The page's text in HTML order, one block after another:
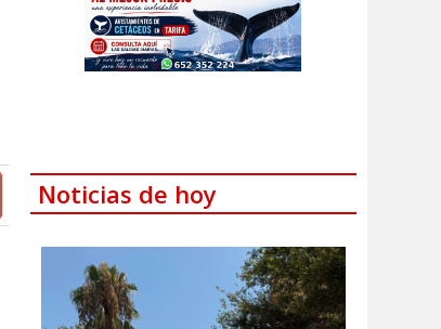
Noticias de hoy